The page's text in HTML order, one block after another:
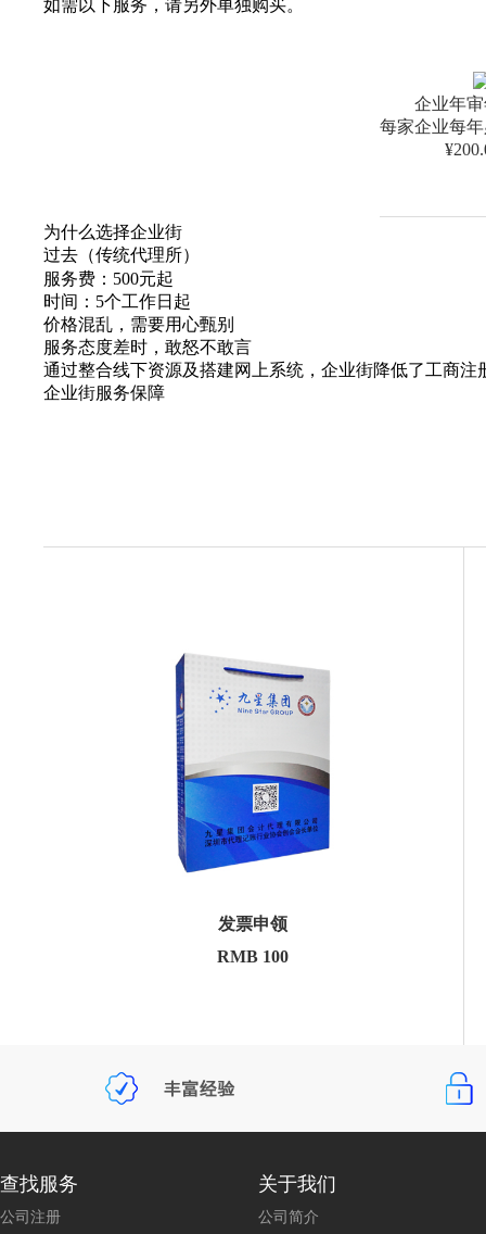
如需以下服务，请另外单独购买。
企业年
每家企业每
为什么选择企业街
过去（传统代理所）
服务费：500元起
时间：5个工作日起
价格混乱，需要用心甄别
服务态度差时，敢怒不敢言
通过整合线下资源及搭建网上系统，企业街降低了工商注
企业街服务保障
发票申领
RMB 100
查找服务
公司注册
关于我们
公司简介